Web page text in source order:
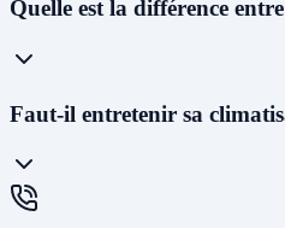
Vedène
semaines. En cas d'urgence (panne
Quelle est la différence
LaPAC air-air(climatisation
circuit de chauffage (radiateurs ou
produire votre eau chaude sanitaire.
une chaudière gaz ou fioul et est
Faut-il entretenir sa
Oui, un